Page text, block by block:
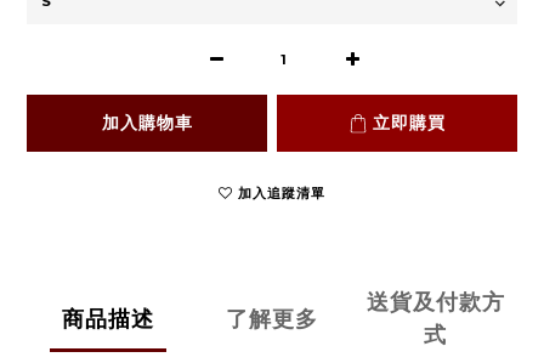
加入購物車 立即購買
加入追蹤清單
商品描述 了解更多
送貨及付款方
式